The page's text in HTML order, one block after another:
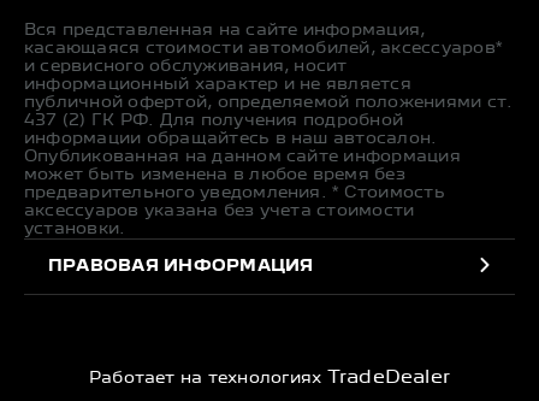
Вся представленная на сайте информация,
касающаяся стоимости автомобилей, аксессуаров*
и сервисного обслуживания, носит
информационный характер и не является
публичной офертой, определяемой положениями ст.
437 (2) ГК РФ. Для получения подробной
информации обращайтесь в наш автосалон.
Опубликованная на данном сайте информация
может быть изменена в любое время без
предварительного уведомления. * Стоимость
аксессуаров указана без учета стоимости
установки.
ПРАВОВАЯ ИНФОРМАЦИЯ
Работает на технологиях TradeDealer